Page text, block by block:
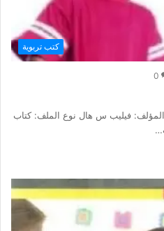
كتب تربوية
0
فيليب س هال نوع الملف: كتاب